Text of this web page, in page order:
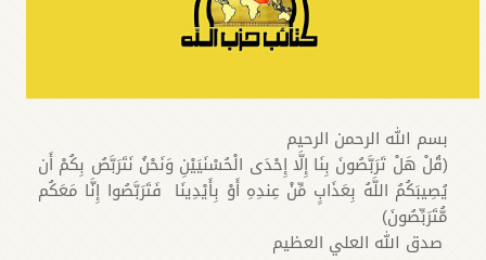
بسم الله الرحمن الرحيم
(قُلْ هَلْ تَرَبَّصُونَ بِنَا إِلَّا إِحْدَى الْحُسْنَيَيْنِ وَنَحْنُ نَتَرَبَّصُ بِكُمْ أَن
يُصِيبَكُمُ اللَّهُ بِعَذَابٍ مِّنْ عِندِهِ أَوْ بِأَيْدِينَا فَتَرَبَّصُوا إِنَّا مَعَكُم
مُّتَرَبِّصُونَ)
صدق الله العلي العظيم